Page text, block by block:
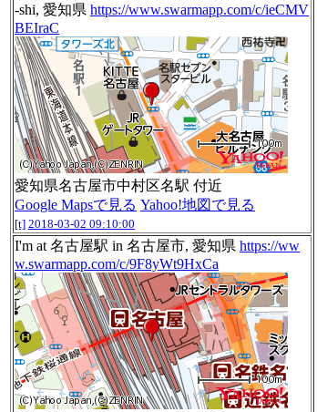
-shi, 愛知県 https://www.swarmapp.com/c/ieCMV
BEIraC
愛知県名古屋市中村区名駅 付近
Google Mapsで見る Yahoo!地図で見る
[t] 2018-03-02 09:10:00
I'm at 名古屋駅 in 名古屋市, 愛知県 https://ww
w.swarmapp.com/c/9F8yWt9HxCa